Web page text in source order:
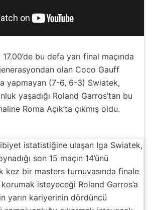
bu defa yarı final maçında
olan Coco Gauff
yapmayan (7-6, 6-3) Swiatek,
yaşadığı Roland Garros’tan bu
Roma Açık’ta çıkmış oldu.
istatistiğine ulaşan Iga Swiatek,
son 15 maçın 14’ünü
kez bir masters turnuvasında finale
korumak isteyeceği Roland Garros’a
yarın kariyerinin dördüncü